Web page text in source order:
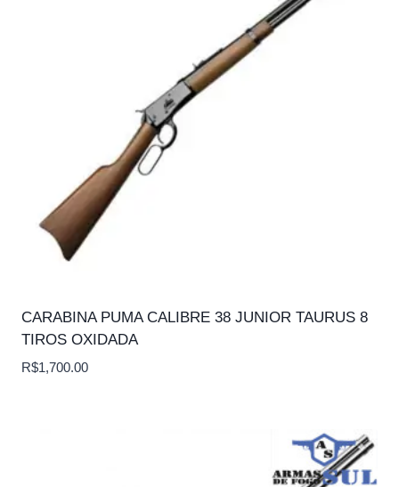
CARABINA PUMA CALIBRE 38 JUNIOR TAURUS 8
TIROS OXIDADA
R$1,700.00